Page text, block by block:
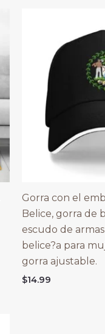
Gorra con el
Belice, gorra de
escudo de
belice?a para
gorra ajustable.
$14.99